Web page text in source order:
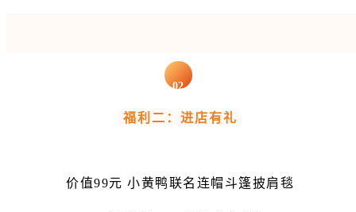
02
福利二：进店有礼
价值99元 小黄鸭联名连帽斗篷披肩毯